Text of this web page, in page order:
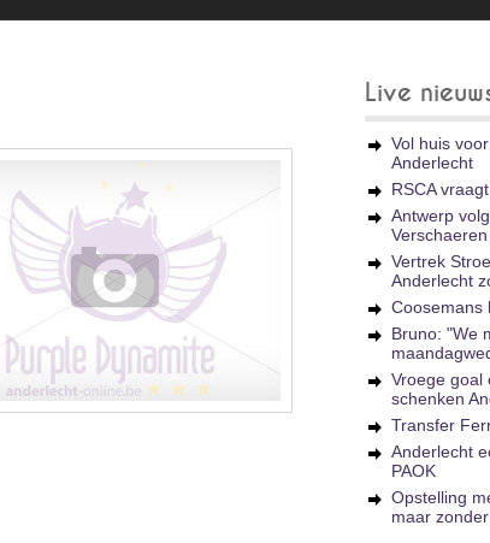
Live
Vol huis
Anderlecht
RSCA
Antwerp
Vertrek
Anderlecht
Coosemans
Bruno: "We
Vroege goal
schenken
Transfer
Anderlecht
PAOK
Opstelling
maar